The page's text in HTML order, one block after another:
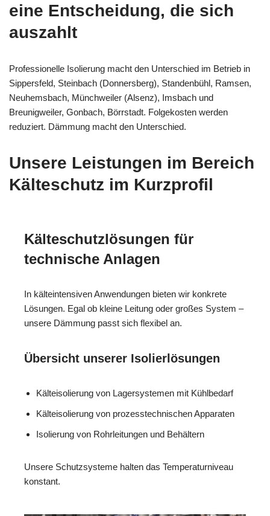
eine Entscheidung, die sich
auszahlt
Professionelle Isolierung macht den Unterschied im Betrieb in
Sippersfeld, Steinbach (Donnersberg), Standenbühl, Ramsen,
Neuhemsbach, Münchweiler (Alsenz), Imsbach und
Breunigweiler, Gonbach, Börrstadt. Folgekosten werden
reduziert. Dämmung macht den Unterschied.
Unsere Leistungen im Bereich
Kälteschutz im Kurzprofil
Kälteschutzlösungen für
technische Anlagen
In kälteintensiven Anwendungen bieten wir konkrete
Lösungen. Egal ob kleine Leitung oder großes System –
unsere Dämmung passt sich flexibel an.
Übersicht unserer Isolierlösungen
Kälteisolierung von Lagersystemen mit Kühlbedarf
Kälteisolierung von prozesstechnischen Apparaten
Isolierung von Rohrleitungen und Behältern
Unsere Schutzsysteme halten das Temperaturniveau
konstant.